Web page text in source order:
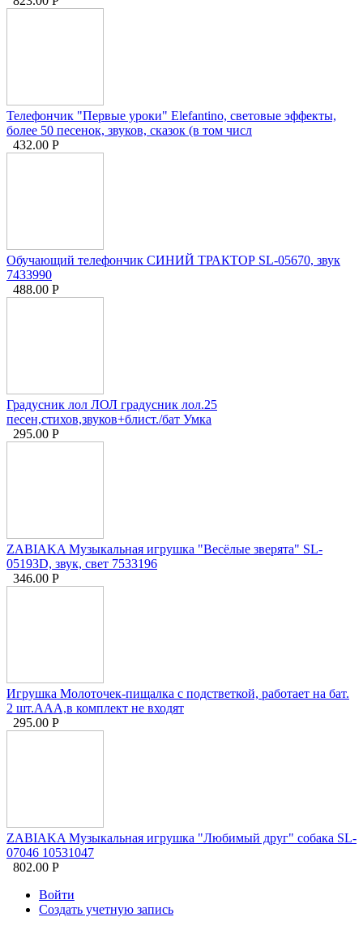
Телефончик "Первые уроки" Elefantino, световые эффекты,
более 50 песенок, звуков, сказок (в том числ
432.00 Р
Обучающий телефончик СИНИЙ ТРАКТОР SL-05670, звук
7433990
488.00 Р
Градусник лол ЛОЛ градусник лол.25
песен,стихов,звуков+блист./бат Умка
295.00 Р
ZABIAKA Музыкальная игрушка "Весёлые зверята" SL-
05193D, звук, свет 7533196
346.00 Р
Игрушка Молоточек-пищалка с подстветкой, работает на бат.
2 шт.ААА,в комплект не входят
295.00 Р
ZABIAKA Музыкальная игрушка "Любимый друг" собака SL-
07046 10531047
802.00 Р
Войти
Создать учетную запись